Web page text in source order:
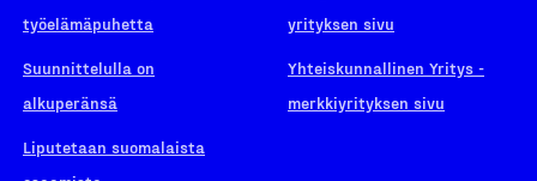
työelämäpuhetta
Suunnittelulla on
alkuperänsä
Liputetaan suomalaista
yrityksen sivu
Yhteiskunnallinen Yritys -
merkkiyrityksen sivu